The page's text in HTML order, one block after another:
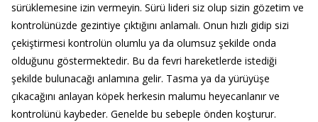
sürüklemesine izin vermeyin. Sürü lideri siz olup sizin gözetim ve
kontrolünüzde gezintiye çıktığını anlamalı. Onun hızlı gidip sizi
çekiştirmesi kontrolün olumlu ya da olumsuz şekilde onda
olduğunu göstermektedir. Bu da fevri hareketlerde istediği
şekilde bulunacağı anlamına gelir. Tasma ya da yürüyüşe
çıkacağını anlayan köpek herkesin malumu heyecanlanır ve
kontrolünü kaybeder. Genelde bu sebeple önden koşturur.